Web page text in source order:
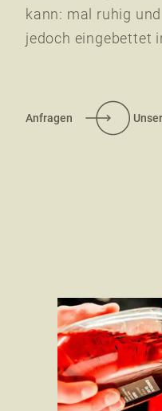
kann: mal ruhig
jedoch eingebettet
Anfragen